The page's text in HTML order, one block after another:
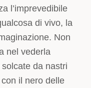
l’imprevedibile
di vivo, la
Non
nel vederla
da nastri
il nero delle